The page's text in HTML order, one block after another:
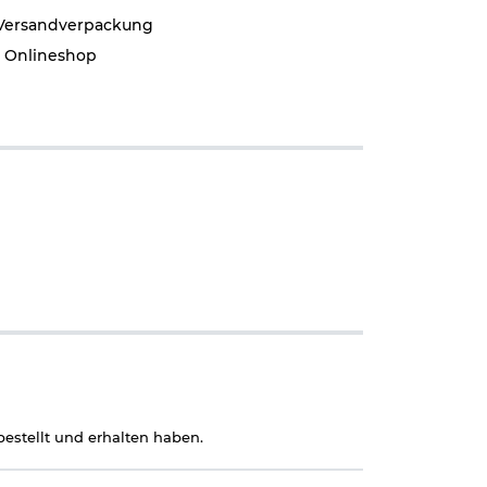
und erhalten haben.